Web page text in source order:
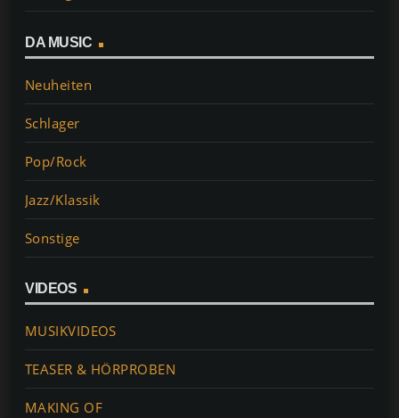
DA MUSIC
Neuheiten
Schlager
Pop/Rock
Jazz/Klassik
Sonstige
VIDEOS
MUSIKVIDEOS
TEASER & HÖRPROBEN
MAKING OF